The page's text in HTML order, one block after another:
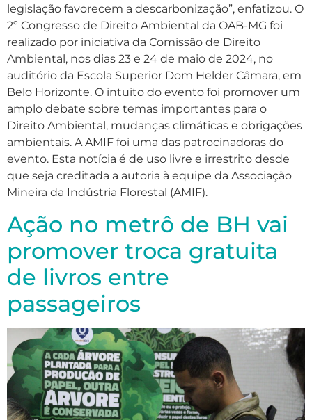
legislação favorecem a descarbonização”, enfatizou. O
2º Congresso de Direito Ambiental da OAB-MG foi
realizado por iniciativa da Comissão de Direito
Ambiental, nos dias 23 e 24 de maio de 2024, no
auditório da Escola Superior Dom Helder Câmara, em
Belo Horizonte. O intuito do evento foi promover um
amplo debate sobre temas importantes para o
Direito Ambiental, mudanças climáticas e obrigações
ambientais. A AMIF foi uma das patrocinadoras do
evento. Esta notícia é de uso livre e irrestrito desde
que seja creditada a autoria à equipe da Associação
Mineira da Indústria Florestal (AMIF).
Ação no metrô de BH vai
promover troca gratuita
de livros entre
passageiros